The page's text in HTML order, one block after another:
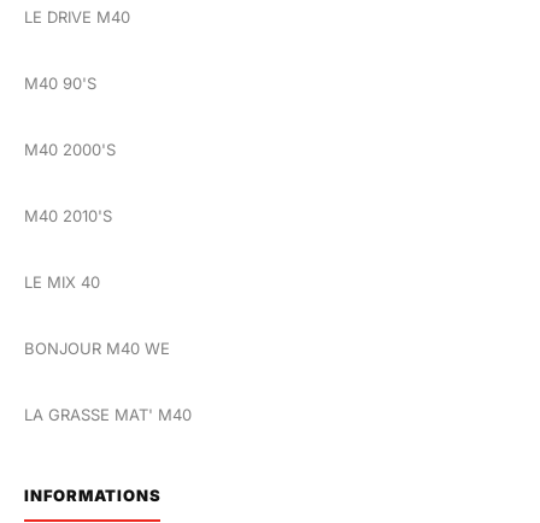
LE DRIVE M40
M40 90'S
M40 2000'S
M40 2010'S
LE MIX 40
BONJOUR M40 WE
LA GRASSE MAT' M40
INFORMATIONS